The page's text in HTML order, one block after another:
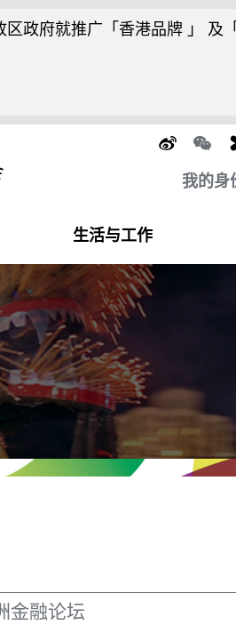
区政府就推广「香港品牌 」 及
我的身
生活与工作
金融论坛